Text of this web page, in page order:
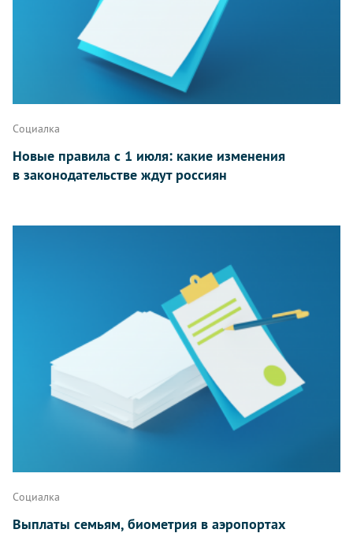
Социалка
Новые правила с 1 июля: какие изменения
в законодательстве ждут россиян
Социалка
Выплаты семьям, биометрия в аэропортах